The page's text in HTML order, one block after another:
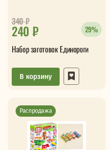
240 ₽
340₽
29%
Набор заготовок Единороги
В корзину
Распродажа